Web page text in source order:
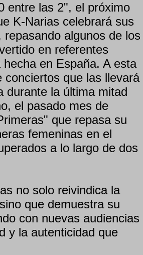
entre las 2", el próximo
K-Narias celebrará sus
algunos de los
en referentes
en España. A esta
que las llevará
durante la última mitad
el pasado mes de
que repasa su
femeninas en el
a lo largo de dos
no solo reivindica la
que demuestra su
con nuevas audiencias
y la autenticidad que